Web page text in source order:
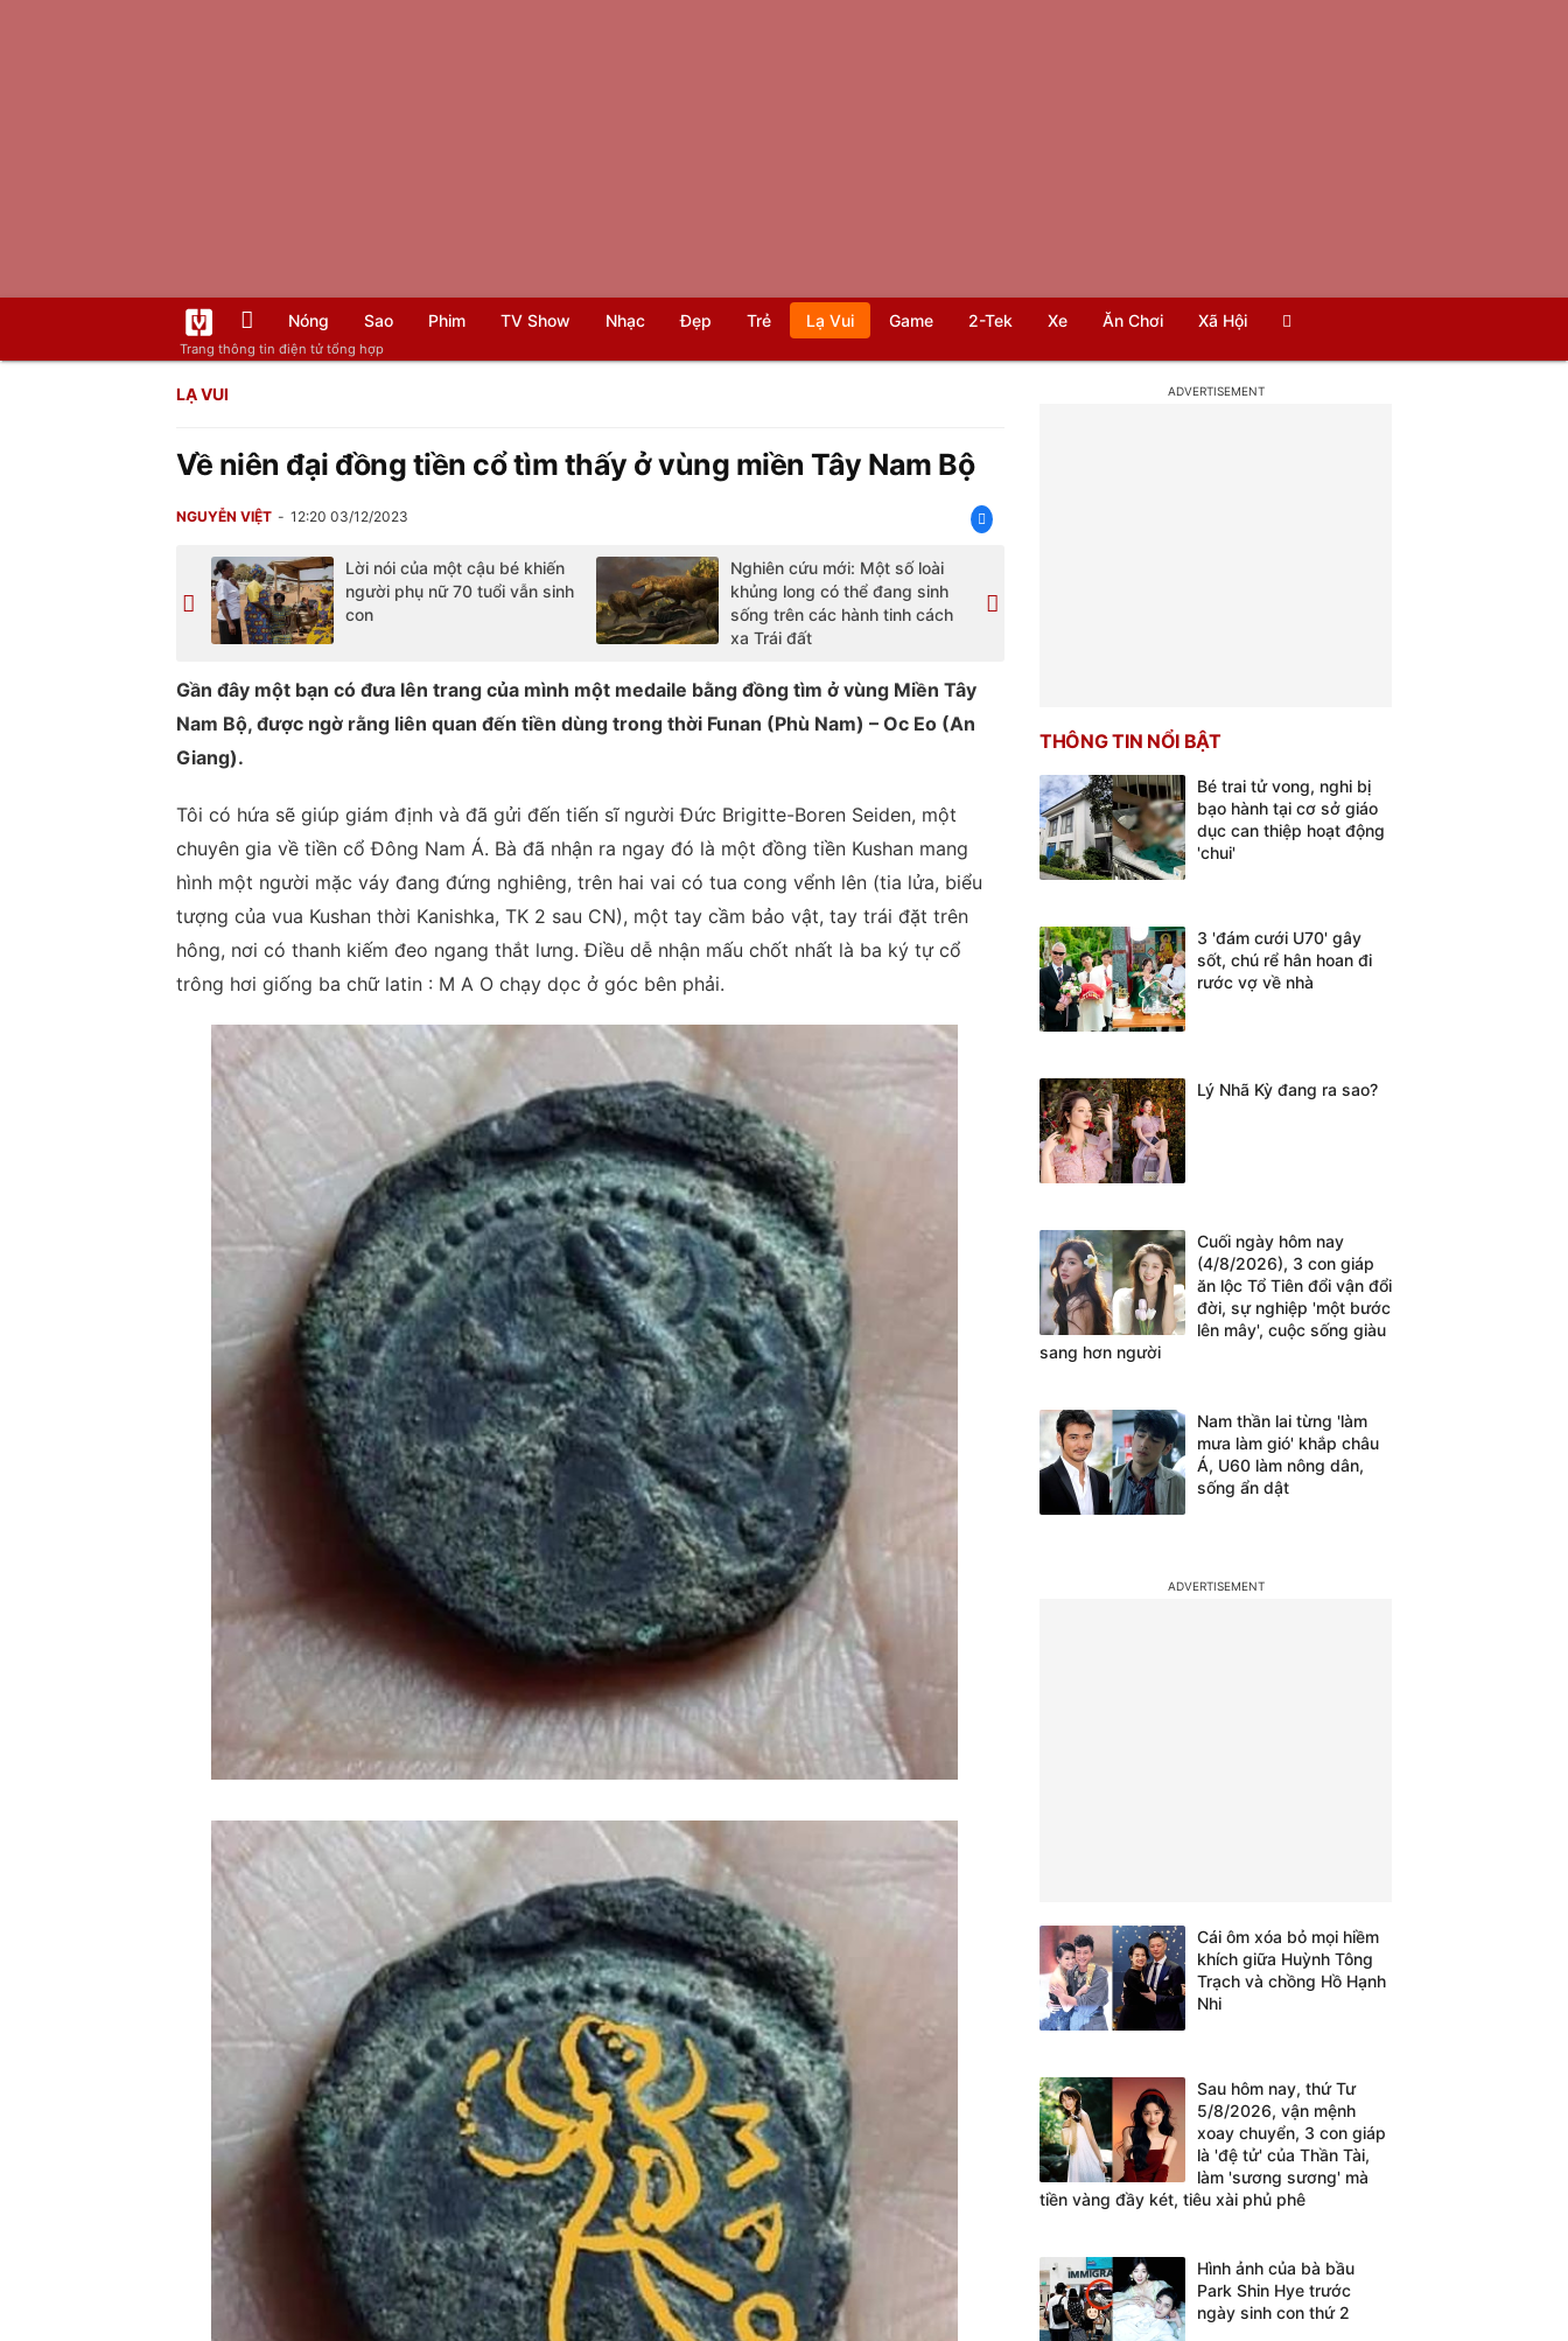
Trang thông tin điện tử tổng hợp
Nóng Sao Phim TV Show Nhạc Đẹp Trẻ Lạ Vui Game 2-Tek Xe Ăn Chơi Xã Hội
LẠ VUI
Về niên đại đồng tiền cổ tìm thấy ở vùng miền Tây Nam Bộ
NGUYỄN VIỆT 12:20 03/12/2023
Lời nói của một cậu bé khiến
người phụ nữ 70 tuổi vẫn sinh
con
Nghiên cứu mới: Một số loài
khủng long có thể đang sinh
sống trên các hành tinh cách
xa Trái đất
Gần đây một bạn có đưa lên trang của mình một medaile bằng đồng tìm ở vùng Miền Tây
Nam Bộ, được ngờ rằng liên quan đến tiền dùng trong thời Funan (Phù Nam) – Oc Eo (An
Giang).
Tôi có hứa sẽ giúp giám định và đã gửi đến tiến sĩ người Đức Brigitte-Boren Seiden, một
chuyên gia về tiền cổ Đông Nam Á. Bà đã nhận ra ngay đó là một đồng tiền Kushan mang
hình một người mặc váy đang đứng nghiêng, trên hai vai có tua cong vểnh lên (tia lửa, biểu
tượng của vua Kushan thời Kanishka, TK 2 sau CN), một tay cầm bảo vật, tay trái đặt trên
hông, nơi có thanh kiếm đeo ngang thắt lưng. Điều dễ nhận mấu chốt nhất là ba ký tự cổ
trông hơi giống ba chữ latin : M A O chạy dọc ở góc bên phải.
THÔNG TIN NỔI BẬT
Bé trai tử vong, nghi bị
bạo hành tại cơ sở giáo
dục can thiệp hoạt động
'chui'
3 'đám cưới U70' gây
sốt, chú rể hân hoan đi
rước vợ về nhà
Lý Nhã Kỳ đang ra sao?
Cuối ngày hôm nay
(4/8/2026), 3 con giáp
ăn lộc Tổ Tiên đổi vận đổi
đời, sự nghiệp 'một bước
lên mây', cuộc sống giàu
sang hơn người
Nam thần lai từng 'làm
mưa làm gió' khắp châu
Á, U60 làm nông dân,
sống ẩn dật
Cái ôm xóa bỏ mọi hiềm
khích giữa Huỳnh Tông
Trạch và chồng Hồ Hạnh
Nhi
Sau hôm nay, thứ Tư
5/8/2026, vận mệnh
xoay chuyển, 3 con giáp
là 'đệ tử' của Thần Tài,
làm 'sương sương' mà
tiền vàng đầy két, tiêu xài phủ phê
Hình ảnh của bà bầu
Park Shin Hye trước
ngày sinh con thứ 2